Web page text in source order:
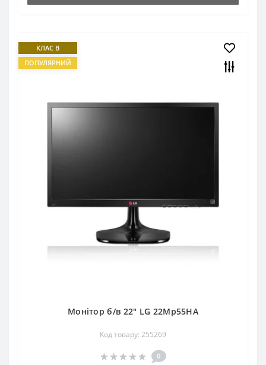
КЛАС B
ПОПУЛЯРНИЙ
Монітор б/в 22" LG 22Mp55HA
Код товару: 255269
0